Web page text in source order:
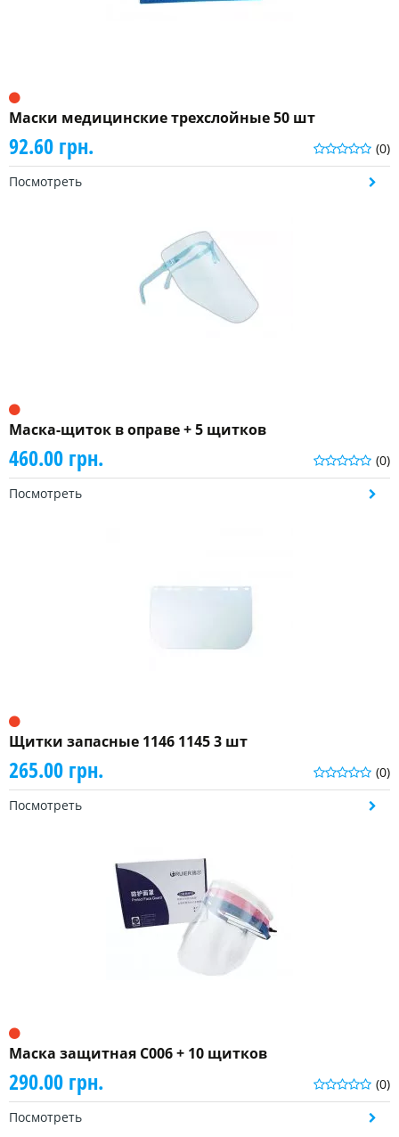
Маски медицинские трехслойные 50 шт
(0)
92.60 грн.
Посмотреть
Маска-щиток в оправе + 5 щитков
(0)
460.00 грн.
Посмотреть
Щитки запасные 1146 1145 3 шт
(0)
265.00 грн.
Посмотреть
Маска защитная C006 + 10 щитков
(0)
290.00 грн.
Посмотреть